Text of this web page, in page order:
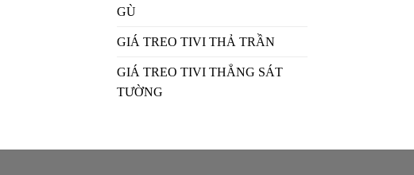
GÙ
GIÁ TREO TIVI THẢ TRẦN
GIÁ TREO TIVI THẲNG SÁT
TƯỜNG